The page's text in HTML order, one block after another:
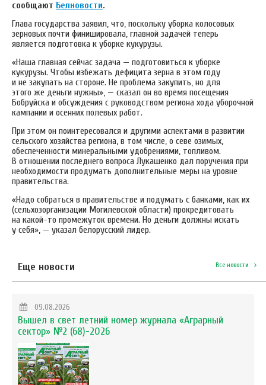
сообщают Белновости.
Глава государства заявил, что, поскольку уборка колосовых
зерновых почти финишировала, главной задачей теперь
является подготовка к уборке кукурузы.
«Наша главная сейчас задача — подготовиться к уборке
кукурузы. Чтобы избежать дефицита зерна в этом году
и не закупать на стороне. Не проблема закупить, но для
этого же деньги нужны», — сказал он во время посещения
Бобруйска и обсуждения с руководством региона хода уборочной
кампании и осенних полевых работ.
При этом он поинтересовался и другими аспектами в развитии
сельского хозяйства региона, в том числе, о севе озимых,
обеспеченности минеральными удобрениями, топливом.
В отношении последнего вопроса Лукашенко дал поручения при
необходимости продумать дополнительные меры на уровне
правительства.
«Надо собраться в правительстве и подумать с банками, как их
(сельхозорганизации Могилевской области) прокредитовать
на какой-то промежуток времени. Но деньги должны искать
у себя», — указал белорусский лидер.
Еще новости Все новости
09.08.2026
Вышел в свет летний номер журнала «Аграрный
сектор» №2 (68)-2026